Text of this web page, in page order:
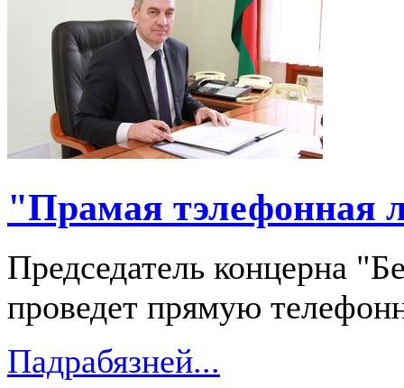
"Прамая тэлефонная
Председатель концерна
проведет прямую
Падрабязней...